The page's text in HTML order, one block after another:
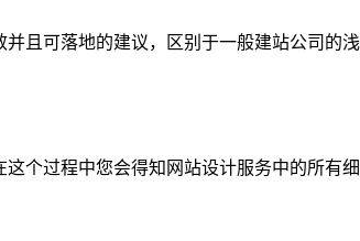
且可落地的建议，区别于一般建站公司的
个过程中您会得知网站设计服务中的所有